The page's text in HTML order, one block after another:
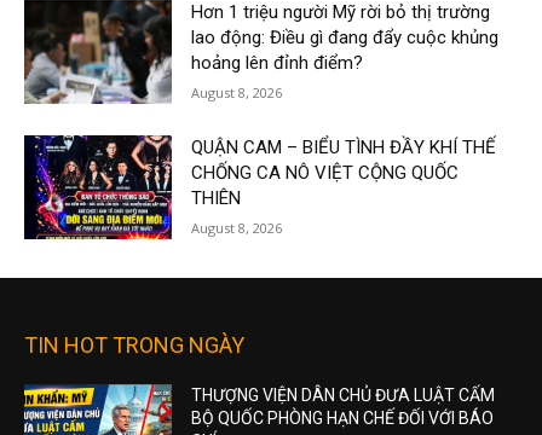
Hơn 1 triệu người Mỹ rời bỏ thị trường
lao động: Điều gì đang đẩy cuộc khủng
hoảng lên đỉnh điểm?
August 8, 2026
QUẬN CAM – BIỂU TÌNH ĐẦY KHÍ THẾ
CHỐNG CA NÔ VIỆT CỘNG QUỐC
THIÊN
August 8, 2026
TIN HOT TRONG NGÀY
THƯỢNG VIỆN DÂN CHỦ ĐƯA LUẬT CẤM
BỘ QUỐC PHÒNG HẠN CHẾ ĐỐI VỚI BÁO